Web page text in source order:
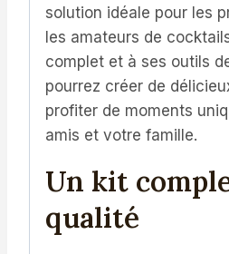
solution idéale pour les
les amateurs de
complet et à ses outils
pourrez créer de
profiter de moments
amis et votre famille.
Un kit
qualité